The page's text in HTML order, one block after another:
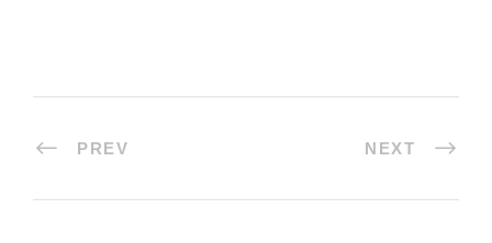
PREV NEXT